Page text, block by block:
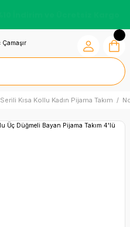
Serili Kısa Kollu Kadın Pijama Takım